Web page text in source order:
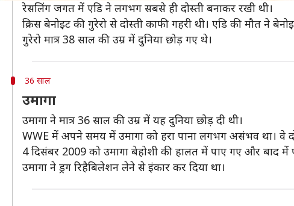
रेसलिंग जगत में एडि ने लगभग सबसे ही दोस्ती बनाकर रखी थी।
क्रिस बेनोइट की गुरेरो से दोस्ती काफी गहरी थी। एडि की मौत ने
गुरेरो मात्र 38 साल की उम्र में दुनिया छोड़ गए थे।
36 साल
उमागा
उमागा ने मात्र 36 साल की उम्र में यह दुनिया छोड़ दी थी।
WWE में अपने समय में उमागा को हरा पाना लगभग असंभव था। वे
4 दिसंबर 2009 को उमागा बेहोशी की हालत में पाए गए और बाद
उमागा ने ड्रग रिहैबिलेशन लेने से इंकार कर दिया था।